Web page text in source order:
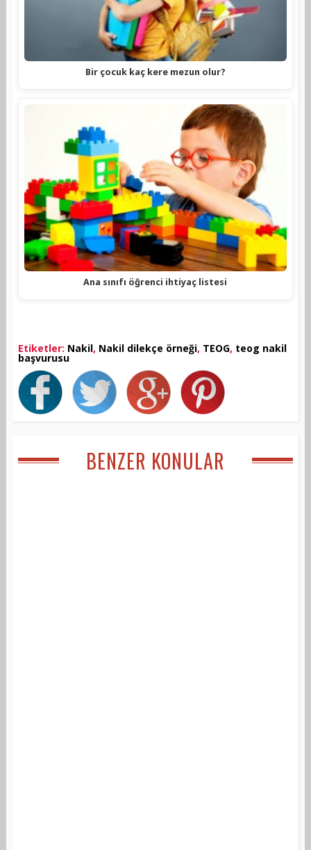
Bir çocuk kaç kere mezun olur?
Ana sınıfı öğrenci ihtiyaç listesi
Etiketler: Nakil, Nakil dilekçe örneği, TEOG, teog nakil
başvurusu
BENZER KONULAR